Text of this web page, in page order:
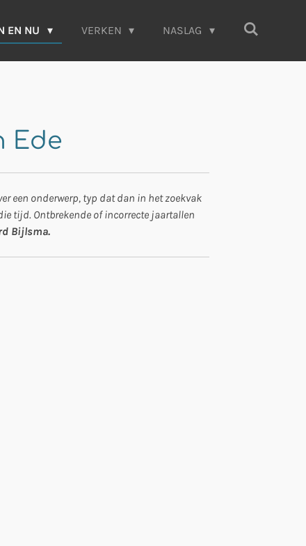
EN NU VERKEN NASLAG
Ede
een onderwerp, typ dat dan in het zoekvak
tijd. Ontbrekende of incorrecte jaartallen
Bijlsma.